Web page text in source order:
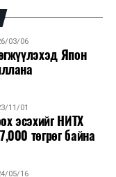
санхүүгийн
албан татварыг
...
03/06
Япон
11/01
эсэхийг НИТХ
төгрөг байна
05/16